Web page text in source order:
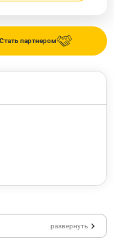
Стать партнером
развернуть